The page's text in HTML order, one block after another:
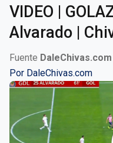
VIDEO |
Alvarado |
Fuente DaleChivas.com
Por DaleChivas.com